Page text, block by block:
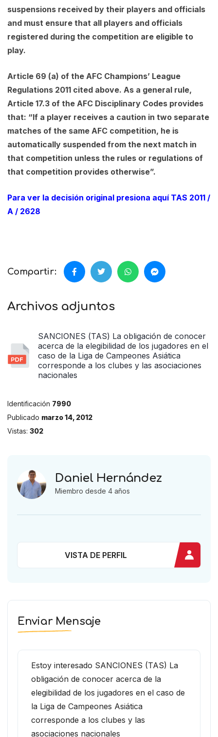
suspensions received by their players and officials
and must ensure that all players and officials
registered during the competition are eligible to
play.
Article 69 (a) of the AFC Champions’ League
Regulations 2011 cited above. As a general rule,
Article 17.3 of the AFC Disciplinary Codes provides
that: “If a player receives a caution in two separate
matches of the same AFC competition, he is
automatically suspended from the next match in
that competition unless the rules or regulations of
that competition provides otherwise”.
Para ver la decisión original presiona aquí TAS 2011 /
A / 2628
Compartir:
Archivos adjuntos
SANCIONES (TAS) La obligación de conocer
acerca de la elegibilidad de los jugadores en el
caso de la Liga de Campeones Asiática
corresponde a los clubes y las asociaciones
nacionales
Identificación 7990
Publicado marzo 14, 2012
Vistas: 302
Daniel Hernández
Miembro desde 4 años
VISTA DE PERFIL
Enviar Mensaje